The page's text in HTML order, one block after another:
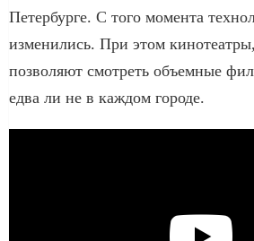
Петербурге. С того момента
изменились. При этом
позволяют смотреть объемные
едва ли не в каждом городе.